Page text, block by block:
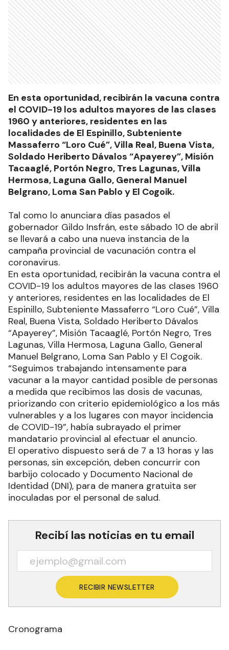
En esta oportunidad, recibirán la vacuna contra
el COVID-19 los adultos mayores de las clases
1960 y anteriores, residentes en las
localidades de El Espinillo, Subteniente
Massaferro “Loro Cué”, Villa Real, Buena Vista,
Soldado Heriberto Dávalos “Apayerey”, Misión
Tacaaglé, Portón Negro, Tres Lagunas, Villa
Hermosa, Laguna Gallo, General Manuel
Belgrano, Loma San Pablo y El Cogoik.
Tal como lo anunciara días pasados el
gobernador Gildo Insfrán, este sábado 10 de abril
se llevará a cabo una nueva instancia de la
campaña provincial de vacunación contra el
coronavirus.
En esta oportunidad, recibirán la vacuna contra el
COVID-19 los adultos mayores de las clases 1960
y anteriores, residentes en las localidades de El
Espinillo, Subteniente Massaferro “Loro Cué”, Villa
Real, Buena Vista, Soldado Heriberto Dávalos
“Apayerey”, Misión Tacaaglé, Portón Negro, Tres
Lagunas, Villa Hermosa, Laguna Gallo, General
Manuel Belgrano, Loma San Pablo y El Cogoik.
“Seguimos trabajando intensamente para
vacunar a la mayor cantidad posible de personas
a medida que recibimos las dosis de vacunas,
priorizando con criterio epidemiológico a los más
vulnerables y a los lugares con mayor incidencia
de COVID-19”, había subrayado el primer
mandatario provincial al efectuar el anuncio.
El operativo dispuesto será de 7 a 13 horas y las
personas, sin excepción, deben concurrir con
barbijo colocado y Documento Nacional de
Identidad (DNI), para de manera gratuita ser
inoculadas por el personal de salud.
Recibí las noticias en tu email
RECIBIR NEWSLETTER
Cronograma